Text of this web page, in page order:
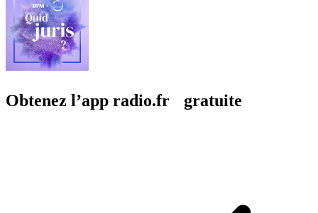
Obtenez l’app radio.fr gratuite